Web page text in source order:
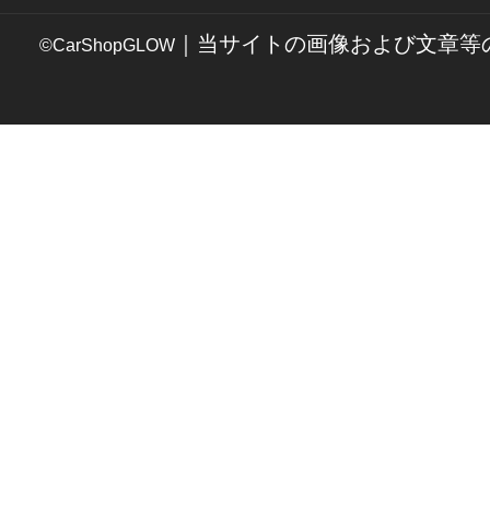
©CarShopGLOW ｜当サイトの画像および文章